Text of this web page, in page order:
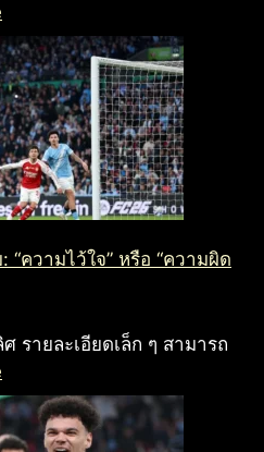
“ความไว้ใจ” หรือ “ความผิด
รายละเอียดเล็ก ๆ สามารถ